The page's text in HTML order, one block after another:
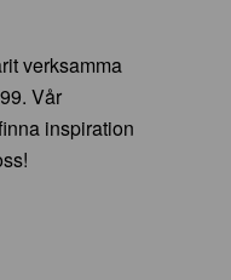
verksamma
Vår
inspiration